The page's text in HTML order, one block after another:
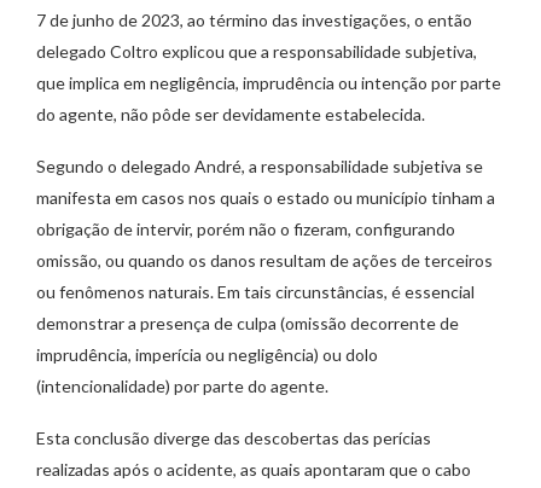
7 de junho de 2023, ao término das investigações, o então
delegado Coltro explicou que a responsabilidade subjetiva,
que implica em negligência, imprudência ou intenção por parte
do agente, não pôde ser devidamente estabelecida.
Segundo o delegado André, a responsabilidade subjetiva se
manifesta em casos nos quais o estado ou município tinham a
obrigação de intervir, porém não o fizeram, configurando
omissão, ou quando os danos resultam de ações de terceiros
ou fenômenos naturais. Em tais circunstâncias, é essencial
demonstrar a presença de culpa (omissão decorrente de
imprudência, imperícia ou negligência) ou dolo
(intencionalidade) por parte do agente.
Esta conclusão diverge das descobertas das perícias
realizadas após o acidente, as quais apontaram que o cabo